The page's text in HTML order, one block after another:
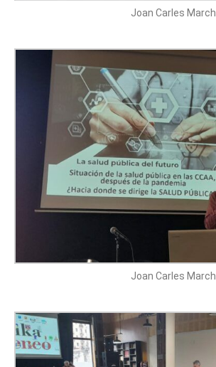
Joan Carles March
Joan Carles March